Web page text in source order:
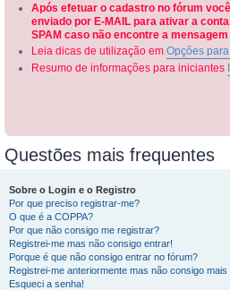
Após efetuar o cadastro no fórum
enviado por E-MAIL para ativar a
SPAM caso não encontre a mensagem
Leia dicas de utilização em Opções
Resumo de informações para iniciantes
Questões mais frequentes
Sobre o Login e o Registro
Por que preciso registrar-me?
O que é a COPPA?
Por que não consigo me registrar?
Registrei-me mas não consigo entrar!
Porque é que não consigo entrar no fórum?
Registrei-me anteriormente mas não consigo mais
Esqueci a senha!